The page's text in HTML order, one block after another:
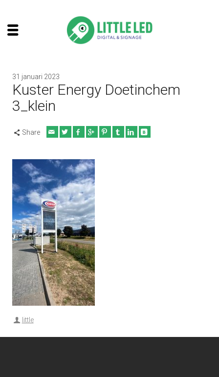
31 januari 2023
Kuster Energy Doetinchem
3_klein
Share
little